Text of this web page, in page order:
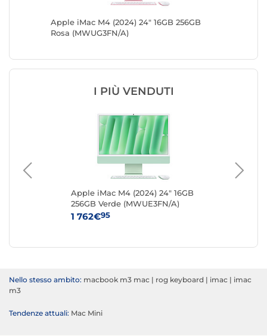
Apple iMac M4 (2024) 24" 16GB 256GB
Rosa (MWUG3FN/A)
I PIÙ VENDUTI
Apple iMac M4 (2024) 24" 16GB
256GB Verde (MWUE3FN/A)
1 762€95
Nello stesso ambito: macbook m3 mac | rog keyboard | imac | imac
m3
Tendenze attuali: Mac Mini